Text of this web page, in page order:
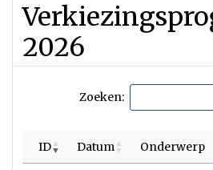
2026
Zoeken:
ID Datum Onderwerp